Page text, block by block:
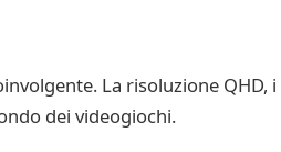
La risoluzione QHD,
dei videogiochi.